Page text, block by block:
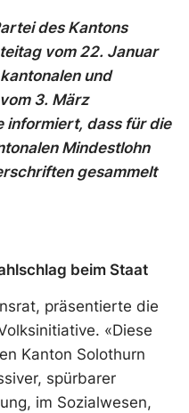
des Kantons
vom 22. Januar
und
3. März
informiert, dass für die
Mindestlohn
gesammelt
beim Staat
präsentierte die
«Diese
Kanton Solothurn
spürbarer
im Sozialwesen,